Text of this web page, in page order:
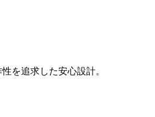
を追求した安心設計。